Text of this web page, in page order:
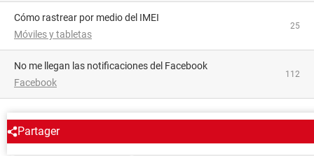
Cómo rastrear por medio del IMEI
Móviles y tabletas
25
No me llegan las notificaciones del Facebook
Facebook
112
Partager
ALREDEDOR DEL MISMO TEMA